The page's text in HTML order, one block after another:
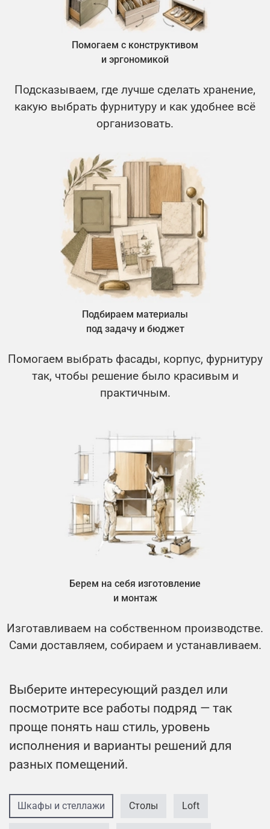
Помогаем с конструктивом
и эргономикой
Подсказываем, где лучше сделать хранение,
какую выбрать фурнитуру и как удобнее всё
организовать.
Подбираем материалы
под задачу и бюджет
Помогаем выбрать фасады, корпус, фурнитуру
так, чтобы решение было красивым и
практичным.
Берем на себя изготовление
и монтаж
Изготавливаем на собственном производстве.
Сами доставляем, собираем и устанавливаем.
Выберите интересующий раздел или
посмотрите все работы подряд — так
проще понять наш стиль, уровень
исполнения и варианты решений для
разных помещений.
Шкафы и стеллажи Столы Loft